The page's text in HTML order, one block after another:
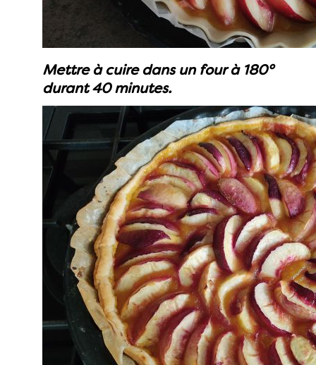
Mettre à cuire dans un four à 180°
durant 40 minutes.